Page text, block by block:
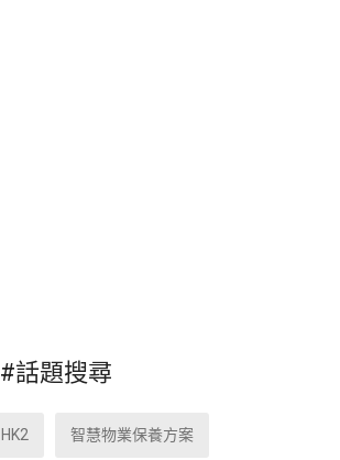
#話題搜尋
HK2 智慧物業保養方案